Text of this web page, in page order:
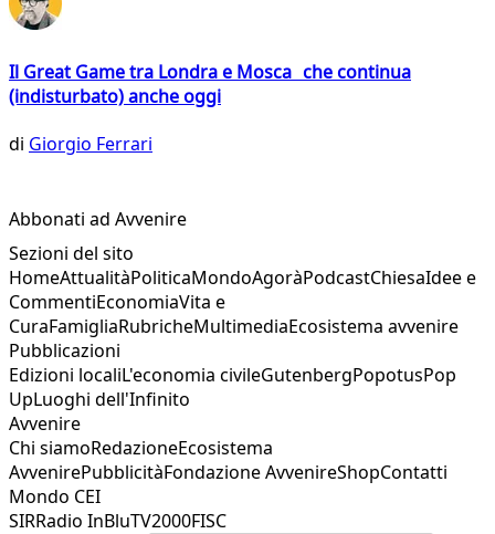
Il Great Game tra Londra e Mosca che continua
(indisturbato) anche oggi
di Giorgio Ferrari
Abbonati ad Avvenire
Sezioni del sito
HomeAttualitàPoliticaMondoAgoràPodcastChiesaIdee e
CommentiEconomiaVita e
CuraFamigliaRubricheMultimediaEcosistema avvenire
Pubblicazioni
Edizioni localiL'economia civileGutenbergPopotusPop
UpLuoghi dell'Infinito
Avvenire
Chi siamoRedazioneEcosistema
AvvenirePubblicitàFondazione AvvenireShopContatti
Mondo CEI
SIRRadio InBluTV2000FISC